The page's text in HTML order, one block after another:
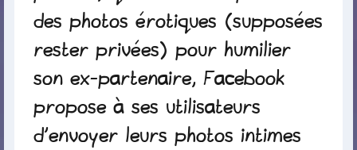
des photos érotiques (supposées
rester privées) pour humilier
son ex-partenaire, Facebook
propose à ses utilisateurs
d’envoyer leurs photos intimes